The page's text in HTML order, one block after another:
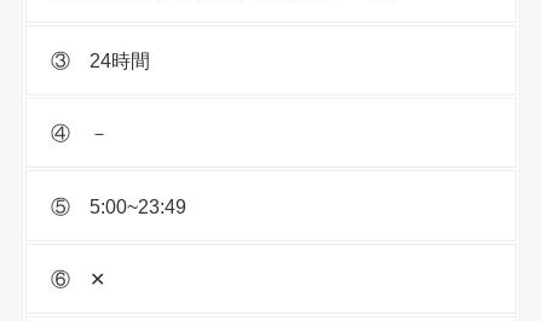
③ 24時間
④ －
⑤ 5:00~23:49
⑥ ✕